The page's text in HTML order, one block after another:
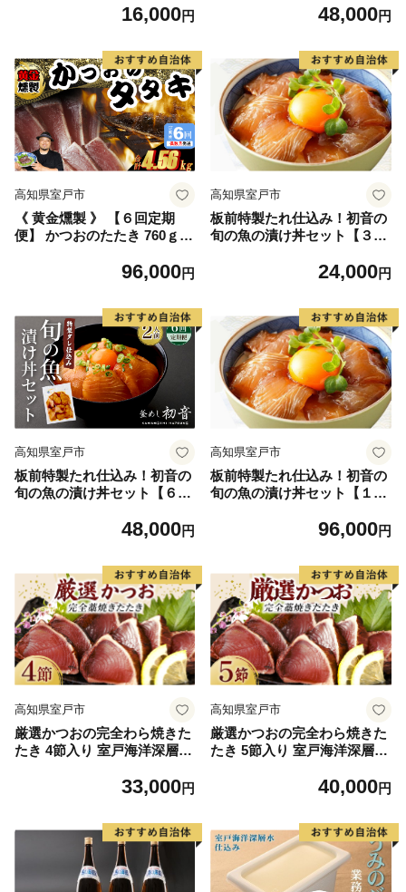
め合わせ 高知 真空 小分け 個
用 訳あり わら焼き 海鮮 冷凍
高知県 室戸
16,000円
きめ２節） 惣菜 詰め合わせ
鰹のタタキ 刺身 家庭用 訳あ
り わら焼き 海鮮 冷凍 高知県
室戸 偶数 隔月 定期便
48,000円
高知県室戸市
《 黄金燻製 》 【６回定期
便】 かつおのたたき 760ｇ以
きめ２節） 惣菜 詰め合わせ
鰹のタタキ 刺身 家庭用 訳あ
り わら焼き 海鮮 冷凍 高知県
室戸 偶数 隔月 定期便
96,000円
高知県室戸市
板前特製たれ仕込み！初音の
旬の魚の漬け丼セット【３回
24,000円
高知県室戸市
板前特製たれ仕込み！初音の
旬の魚の漬け丼セット【６回
48,000円
高知県室戸市
板前特製たれ仕込み！初音の
旬の魚の漬け丼セット【１２
96,000円
高知県室戸市
厳選かつおの完全わら焼きた
たき 4節入り 室戸海洋深層水
ツオのたたき 鰹 カツオ たた
33,000円
高知県室戸市
厳選かつおの完全わら焼きた
たき 5節入り 室戸海洋深層水
ツオのたたき 鰹 カツオ たた
40,000円